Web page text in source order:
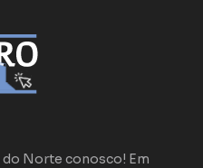
Norte conosco! Em